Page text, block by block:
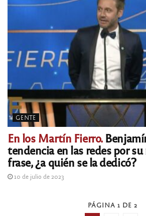
GENTE
En los Martín Fierro.
tendencia en las redes por
frase, ¿a quién se la dedicó?
10 de julio de 2023
PÁGINA 1 DE 2